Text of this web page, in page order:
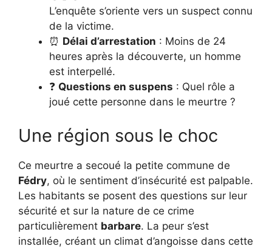
L’enquête s’oriente vers un suspect connu
de la victime.
⏰ Délai d’arrestation : Moins de 24
heures après la découverte, un homme
est interpellé.
❓ Questions en suspens : Quel rôle a
joué cette personne dans le meurtre ?
Une région sous le choc
Ce meurtre a secoué la petite commune de
Fédry, où le sentiment d’insécurité est palpable.
Les habitants se posent des questions sur leur
sécurité et sur la nature de ce crime
particulièrement barbare. La peur s’est
installée, créant un climat d’angoisse dans cette